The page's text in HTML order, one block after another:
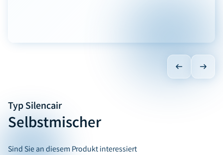
Typ Silencair
Selbstmischer
Sind Sie an diesem Produkt interessiert